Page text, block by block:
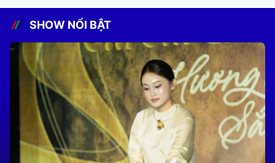
SHOW NỔI BẬT